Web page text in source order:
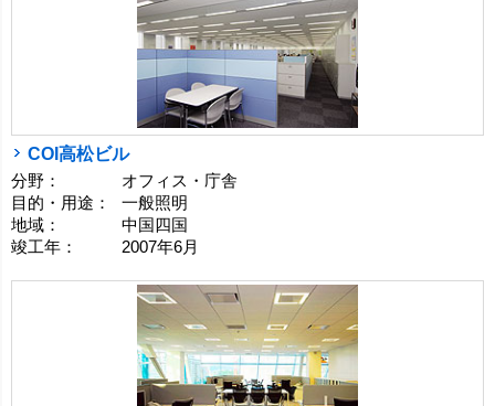
COI高松ビル
分野：
オフィス・庁舎
目的・用途：
一般照明
地域：
中国四国
竣工年：
2007年6月